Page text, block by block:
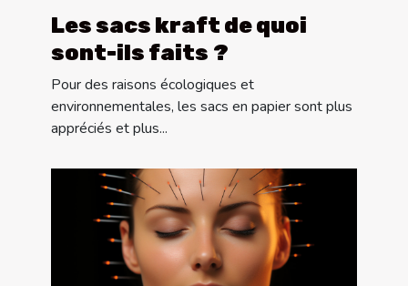
Les sacs kraft de quoi
sont-ils faits ?
Pour des raisons écologiques et
environnementales, les sacs en papier sont plus
appréciés et plus...